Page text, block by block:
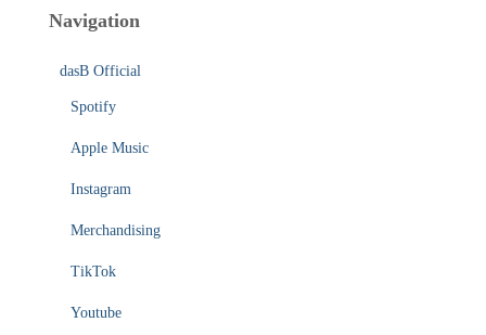
Navigation
dasB Official
Spotify
Apple Music
Instagram
Merchandising
TikTok
Youtube